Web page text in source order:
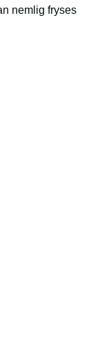
nemlig fryses